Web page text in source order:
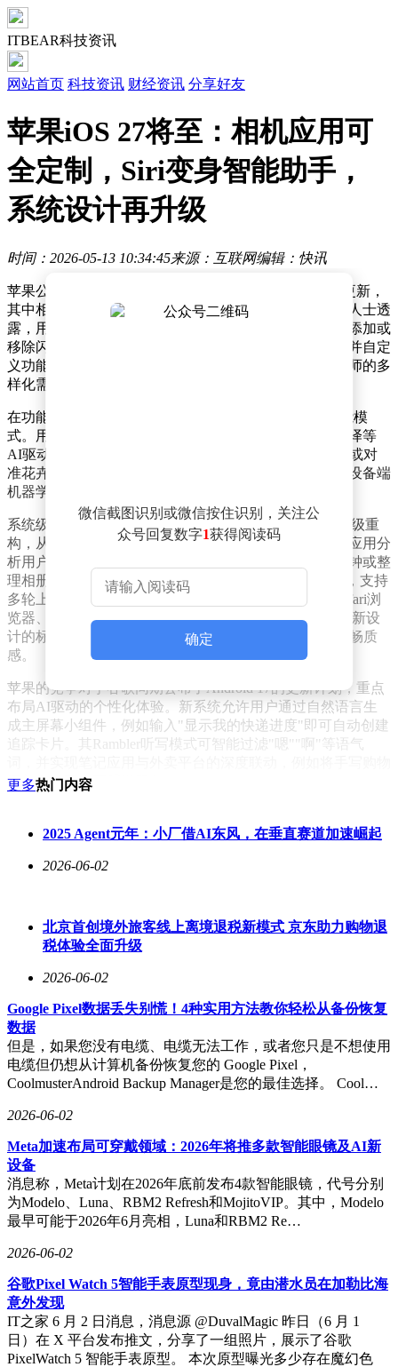
ITBEAR科技资讯
网站首页 科技资讯 财经资讯 分享好友
苹果iOS 27将至：相机应用可
全定制，Siri变身智能助手，
系统设计再升级
时间：2026-05-13 10:34:45来源：互联网编辑：快讯
苹果公司正为其下一代iPhone操作系统iOS 27筹备重大更新，
其中相机应用的全面定制化功能成为核心亮点。据内部人士透
露，用户将首次获得对相机界面的完全控制权，可自由添加或
移除闪光灯、曝光调节、定时器及分辨率设置等模块，并自定
义功能布局。这一改变旨在满足从普通用户到专业摄影师的多
样化需求，通过个性化界面提升操作效率。
在功能扩展方面，更新后的相机应用将集成Siri视觉智能模
式。用户可通过语音指令或手势触发植物识别、实时翻译等
AI驱动功能，例如拍摄路标即可自动翻译成指定语言，或对
准花卉获取品种信息。这项技术依托于苹果近期强化的设备端
机器学习框架，确保隐私安全的同时实现快速响应。
系统级变革同样贯穿iOS 27的多个维度。Siri将迎来架构级重
构，从被动响应式助手升级为主动式智能管家，能够跨应用分
析用户习惯并自动执行任务，例如根据日历安排调整闹钟或整
理相册。其交互界面也采用类似ChatGPT的对话式设计，支持
多轮上下文理解与富媒体内容展示。其他核心应用如Safari浏
览器、天气和图像创作工具Image Playground均将获得重新设
计的标签栏与动画效果，延续Liquid Glass设计语言的流畅质
感。
苹果的竞争对手谷歌同期公布了Android 17的更新计划，重点
布局AI驱动的个性化体验。新系统允许用户通过自然语言生
成主屏幕小组件，例如输入"显示我的快递进度"即可自动创建
追踪卡片。其Rambler听写模式可智能过滤"嗯""啊"等语气
清单自动同步至配送服务。
中过度使用的半透明效果与阴影层次导致部分场景下文字可读
题，同时保留Liquid Glass的标志性圆角设计与微光质感。所
微信截图识别或微信按住识别，关注公
众号回复数字1获得阅读码
确定
更多热门内容
2025 Agent元年：小厂借AI东风，在垂直赛道加速崛起
2026-06-02
北京首创境外旅客线上离境退税新模式 京东助力购物退
税体验全面升级
2026-06-02
Google Pixel数据丢失别慌！4种实用方法教你轻松从备份恢复
数据
但是，如果您没有电缆、电缆无法工作，或者您只是不想使用
电缆但仍想从计算机备份恢复您的 Google Pixel，
CoolmusterAndroid Backup Manager是您的最佳选择。 Cool…
2026-06-02
Meta加速布局可穿戴领域：2026年将推多款智能眼镜及AI新
设备
消息称，Meta计划在2026年底前发布4款智能眼镜，代号分别
为Modelo、Luna、RBM2 Refresh和MojitoVIP。其中，Modelo
最早可能于2026年6月亮相，Luna和RBM2 Re…
2026-06-02
谷歌Pixel Watch 5智能手表原型现身，竟由潜水员在加勒比海
意外发现
IT之家 6 月 2 日消息，消息源 @DuvalMagic 昨日（6 月 1
日）在 X 平台发布推文，分享了一组照片，展示了谷歌
PixelWatch 5 智能手表原型。 本次原型曝光多少存在魔幻色